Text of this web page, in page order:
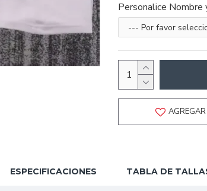
Personalice Nombre
ESPECIFICACIONES TABLA DE